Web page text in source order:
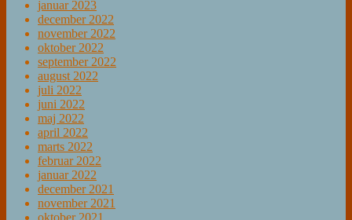
januar 2023
december 2022
november 2022
oktober 2022
september 2022
august 2022
juli 2022
juni 2022
maj 2022
april 2022
marts 2022
februar 2022
januar 2022
december 2021
november 2021